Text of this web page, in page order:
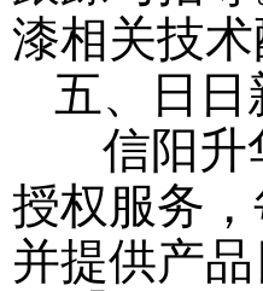
漆相关技术
五、日日
信阳升
授权服务
并提供产